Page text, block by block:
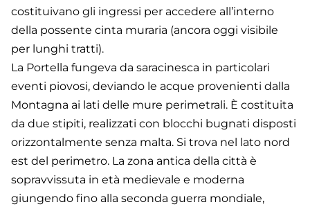
costituivano gli ingressi per accedere all’interno
della possente cinta muraria (ancora oggi visibile
per lunghi tratti).
La Portella fungeva da saracinesca in particolari
eventi piovosi, deviando le acque provenienti dalla
Montagna ai lati delle mure perimetrali. È costituita
da due stipiti, realizzati con blocchi bugnati disposti
orizzontalmente senza malta. Si trova nel lato nord
est del perimetro. La zona antica della città è
sopravvissuta in età medievale e moderna
giungendo fino alla seconda guerra mondiale,